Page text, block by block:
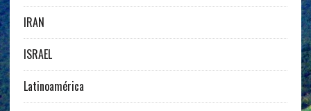
IRAN
ISRAEL
Latinoamérica